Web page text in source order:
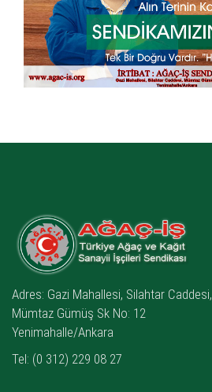
Adres: Gazi Mahallesi, Silahtar Caddesi,
Mümtaz Gümüş Sk No: 12
Yenimahalle/Ankara
Tel: (0 312) 229 08 27